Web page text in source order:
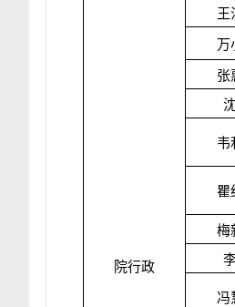
院行政
王
万
张
韦
瞿
梅
冯